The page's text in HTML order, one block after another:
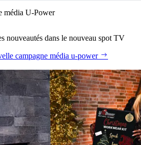
média U‑Power
nouveautés dans le nouveau spot TV
campagne média u‑power